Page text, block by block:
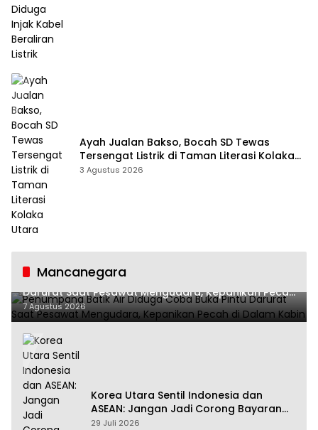
Ayah Jualan Bakso, Bocah SD Tewas
Tersengat Listrik di Taman Literasi Kolaka
Utara
3 Agustus 2026
Mancanegara
Penumpang Batik Air Diduga Coba Buka Pintu
Darurat Saat Pesawat Mengudara, Kepanikan Pecah
di Dalam Kabin
7 Agustus 2026
Korea Utara Sentil Indonesia dan
ASEAN: Jangan Jadi Corong Bayaran
Amerika Serikat
29 Juli 2026